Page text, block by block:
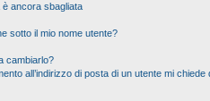
è ancora sbagliata
sotto il mio nome utente?
cambiarlo?
all’indirizzo di posta di un utente mi